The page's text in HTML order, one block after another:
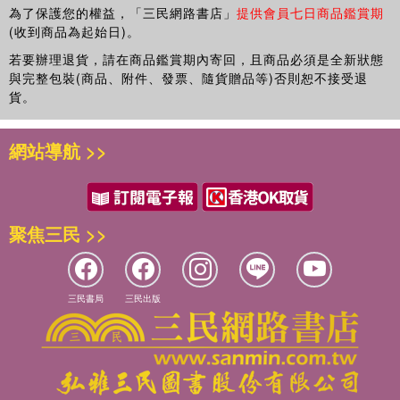
為了保護您的權益，「三民網路書店」 提供會員七日商品鑑賞期
(收到商品為起始日)。
若要辦理退貨，請在商品鑑賞期內寄回，且商品必須是全新狀態
與完整包裝(商品、附件、發票、隨貨贈品等)否則恕不接受退
貨。
網站導航 >>
聚焦三民 >>
三民書局 三民出版